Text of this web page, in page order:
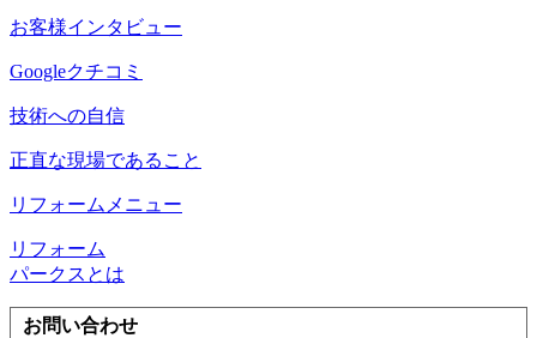
お客様インタビュー
Googleクチコミ
技術への自信
正直な現場であること
リフォームメニュー
リフォーム
パークスとは
お問い合わせ